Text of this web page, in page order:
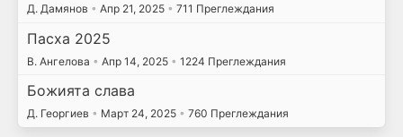
Д. Дамянов • Апр 21, 2025 • 711 Преглеждания
Пасха 2025
В. Ангелова • Апр 14, 2025 • 1224 Преглеждания
Божията слава
Д. Георгиев • Март 24, 2025 • 760 Преглеждания